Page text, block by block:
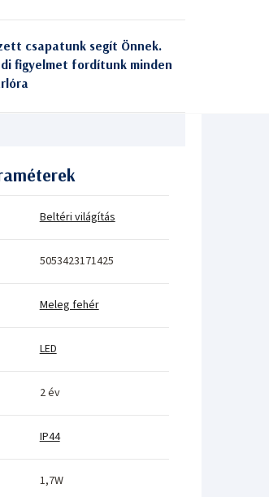
csapatunk segít Önnek.
figyelmet fordítunk minden
Beltéri világítás
5053423171425
Meleg fehér
LED
2 év
IP44
1,7W